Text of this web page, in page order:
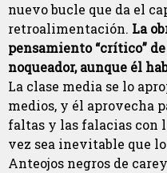
nuevo bucle que da el
retroalimentación. La
pensamiento “crítico”
noqueador, aunque él
La clase media se lo
medios, y él aprovecha
faltas y las falacias con
vez sea inevitable que
Anteojos negros de